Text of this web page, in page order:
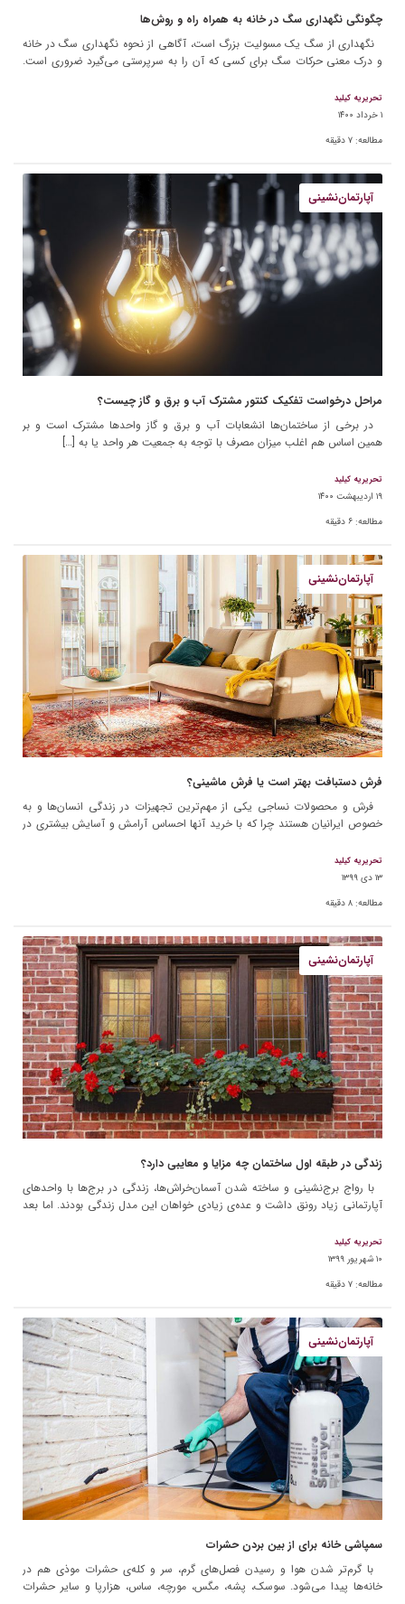
چگونگی نگهداری سگ در خانه به همراه راه و روش‌ها
نگهداری از سگ یک مسولیت بزرگ است، آگاهی از نحوه نگهداری سگ در خانه
و درک معنی حرکات سگ برای کسی که آن را به سرپرستی می‌گیرد ضروری است.
تحریریه کیلید
۱ خرداد ۱۴۰۰
مطالعه: ۷ دقیقه
آپارتمان‌نشینی
مراحل درخواست تفکیک کنتور مشترک آب و برق و گاز چیست؟
در برخی از ساختمان‌ها انشعابات آب و برق و گاز واحدها مشترک است و بر
همین اساس هم اغلب میزان مصرف با توجه به جمعیت هر واحد یا به […]
تحریریه کیلید
۱۹ اردیبهشت ۱۴۰۰
مطالعه: ۶ دقیقه
آپارتمان‌نشینی
فرش دستبافت بهتر است یا فرش ماشینی؟
فرش و محصولات نساجی یکی از مهم‌ترین تجهیزات در زندگی انسان‌ها و به
خصوص ایرانیان هستند چرا که با خرید آنها احساس آرامش و آسایش بیشتری در
تحریریه کیلید
۱۳ دی ۱۳۹۹
مطالعه: ۸ دقیقه
آپارتمان‌نشینی
زندگی در طبقه اول ساختمان چه مزایا و معایبی دارد؟
با رواج برج‌نشینی و ساخته شدن آسمان‌خراش‌ها، زندگی در برج‌ها با واحدهای
آپارتمانی زیاد رونق داشت و عده‌ی زیادی خواهان این مدل زندگی بودند. اما بعد
تحریریه کیلید
۱۰ شهریور ۱۳۹۹
مطالعه: ۷ دقیقه
آپارتمان‌نشینی
سمپاشی خانه برای از بین بردن حشرات
با گرم‌تر شدن هوا و رسیدن فصل‌های گرم، سر و کله‌ی حشرات موذی هم در
خانه‌ها پیدا می‌شود. سوسک، پشه، مگس، مورچه، ساس، هزارپا و سایر حشرات